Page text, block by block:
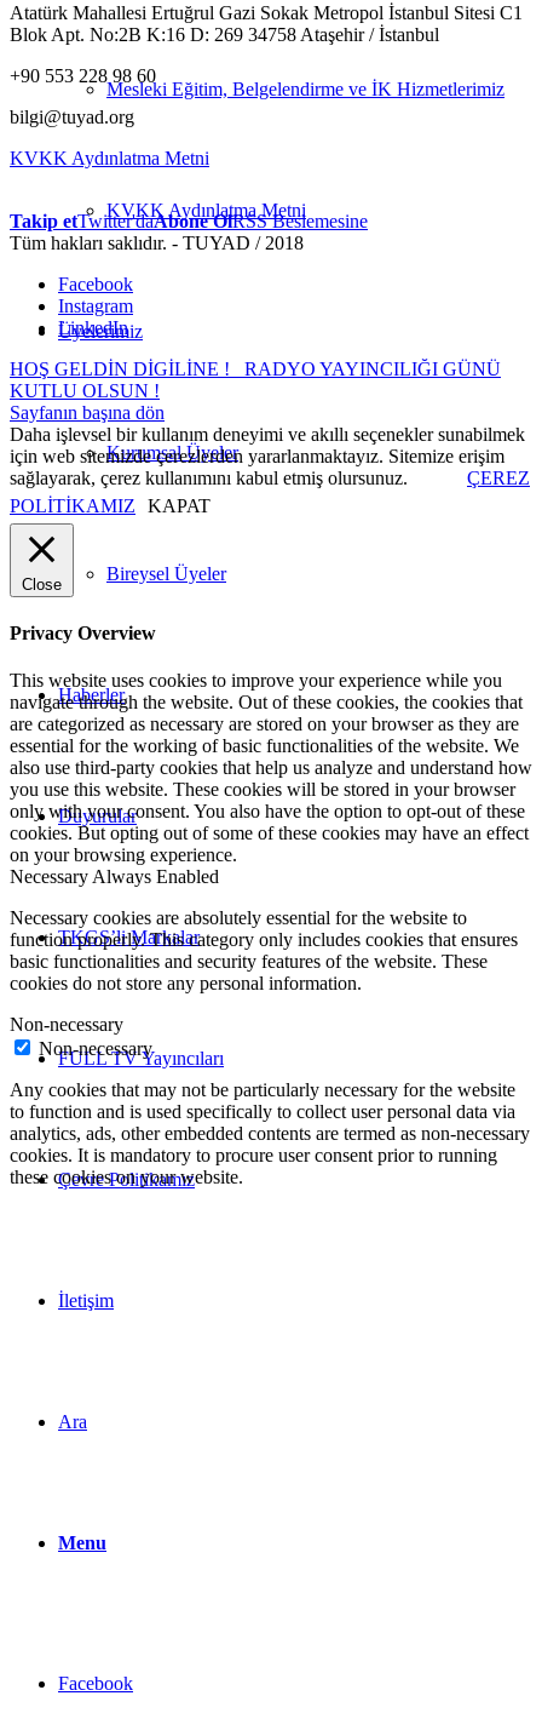
Mesleki Eğitim, Belgelendirme ve İK Hizmetlerimiz
KVKK Aydınlatma Metni
Üyelerimiz
Kurumsal Üyeler
Bireysel Üyeler
Haberler
Duyurular
TKGS’li Markalar
FULL TV Yayıncıları
Çevre Politikamız
İletişim
Ara
Menu
Facebook
Atatürk Mahallesi Ertuğrul Gazi Sokak Metropol İstanbul Sitesi C1
Blok Apt. No:2B K:16 D: 269 34758 Ataşehir / İstanbul
+90 553 228 98 60
bilgi@tuyad.org
KVKK Aydınlatma Metni
Takip etTwitter'daAbone OlRSS Beslemesine
Tüm hakları saklıdır. - TUYAD / 2018
Facebook
Instagram
LinkedIn
HOŞ GELDİN DİGİLİNE !
RADYO YAYINCILIĞI GÜNÜ
KUTLU OLSUN !
Sayfanın başına dön
Daha işlevsel bir kullanım deneyimi ve akıllı seçenekler sunabilmek
için web sitemizde çerezlerden yararlanmaktayız. Sitemize erişim
sağlayarak, çerez kullanımını kabul etmiş olursunuz.
ÇEREZ
POLİTİKAMIZ
KAPAT
Close
Privacy Overview
This website uses cookies to improve your experience while you
navigate through the website. Out of these cookies, the cookies that
are categorized as necessary are stored on your browser as they are
essential for the working of basic functionalities of the website. We
also use third-party cookies that help us analyze and understand how
you use this website. These cookies will be stored in your browser
only with your consent. You also have the option to opt-out of these
cookies. But opting out of some of these cookies may have an effect
on your browsing experience.
Necessary Always Enabled
Necessary cookies are absolutely essential for the website to
function properly. This category only includes cookies that ensures
basic functionalities and security features of the website. These
cookies do not store any personal information.
Non-necessary
Non-necessary
Any cookies that may not be particularly necessary for the website
to function and is used specifically to collect user personal data via
analytics, ads, other embedded contents are termed as non-necessary
cookies. It is mandatory to procure user consent prior to running
these cookies on your website.